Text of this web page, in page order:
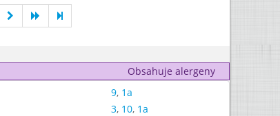
Obsahuje alergeny
9, 1a
3, 10, 1a